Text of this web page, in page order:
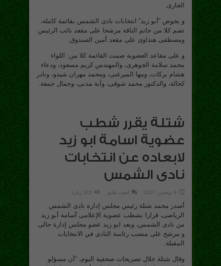
الجارى.
و يخوض “أبو زيد” انتخابات نادى الشمس بقائمة كاملة،
تضم كلا من حاتم الناقة مرشحا على مقعد نائب الرئيس
ومصطفى هنداوى على مقعد أمين الصندوق.
و على مقاعد العضوية ضمت القائمة كلا من: اللواء
محمد سلامة الجوهرى، والمهندس كريم مسعود، ودعاء
هشام بركات، ومها الميرغنى، ومحمد مهران شيدو، ونادر
كحالة، والدكتور محمد شوقى، وآية مدنى، وجمال جمعة.
شتلة يقرر شطب
عضوية اسامة ابو زيد
لابعاده عن انتخابات
نادى الشمس
9 نوفمبر، 2017 اضف تعليق 321 زيارة
أصدر محمد شتلة رئيس مجلس إدارة نادى الشمس
الرياضى، قرارا بشطب عضوية الإعلامى أسامة أبو زيد
من نادى الشمس، ويعد ابو زيد عضو مجلس إدارة حالى
و مرشح على منصب رئاسة النادى في الانتخابات
المقبلة.
وقال شتلة خلال تصريحات صحفية اليوم، “أن مسؤلو